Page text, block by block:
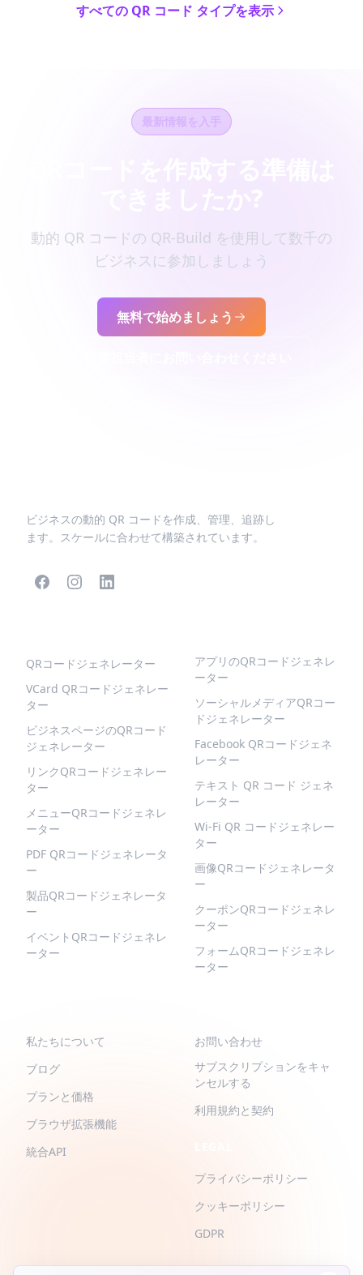
すべての QR コード タイプを表示
最新情報を入手
動的 QR コードの QR-Build を使用して数千の
ビジネスに参加しましょう
無料で始めましょう
ビジネスの動的 QR コードを作成、管理、追跡し
ます。スケールに合わせて構築されています。
QRコードジェネレーター
VCard QRコードジェネレー
ター
ビジネスページのQRコード
ジェネレーター
リンクQRコードジェネレー
ター
メニューQRコードジェネレ
ーター
PDF QRコードジェネレータ
ー
製品QRコードジェネレータ
ー
イベントQRコードジェネレ
ーター
アプリのQRコードジェネレ
ーター
ソーシャルメディアQRコー
ドジェネレーター
Facebook QRコードジェネ
レーター
テキスト QR コード ジェネ
レーター
Wi-Fi QR コードジェネレー
ター
画像QRコードジェネレータ
ー
クーポンQRコードジェネレ
ーター
フォームQRコードジェネレ
ーター
私たちについて
ブログ
プランと価格
ブラウザ拡張機能
統合API
お問い合わせ
サブスクリプションをキャ
ンセルする
利用規約と契約
プライバシーポリシー
クッキーポリシー
GDPR